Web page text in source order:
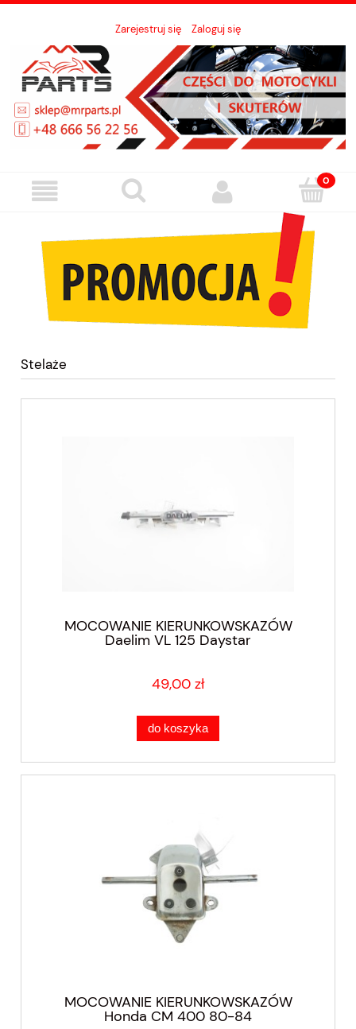
Zarejestruj się Zaloguj się
Stelaże
MOCOWANIE KIERUNKOWSKAZÓW
Daelim VL 125 Daystar
49,00 zł
do koszyka
MOCOWANIE KIERUNKOWSKAZÓW
Honda CM 400 80-84